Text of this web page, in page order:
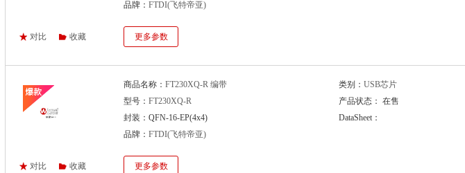
对比 收藏
品牌： FTDI(飞特帝亚)
更多参数
对比 收藏
商品名称： FT230XQ-R 编带
型号： FT230XQ-R
封装：QFN-16-EP(4x4)
品牌： FTDI(飞特帝亚)
更多参数
类别： USB芯片
产品状态： 在售
DataSheet：